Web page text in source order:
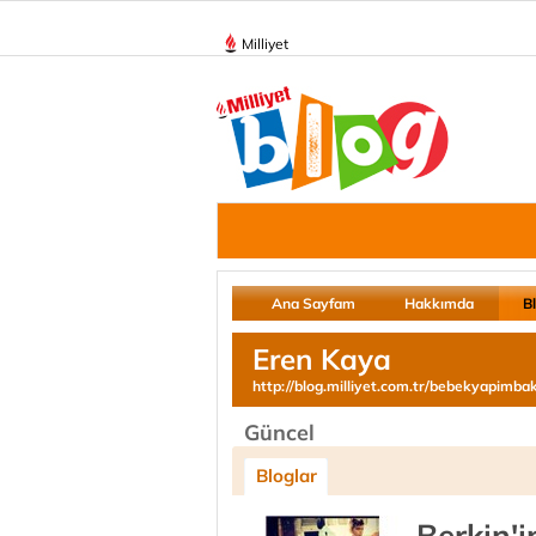
Milliyet
Ana Sayfam Hakkımda
Eren Kaya
http://blog.milliyet.com.tr/
Güncel
Bloglar